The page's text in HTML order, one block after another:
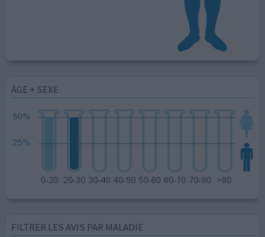
ÂGE + SEXE
FILTRER LES AVIS PAR MALADIE